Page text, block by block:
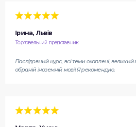
Ірина, Львів
Торговельний представник
Послідовний курс, всі теми охоплені,
обраній іноземній мові! Я рекомендую.